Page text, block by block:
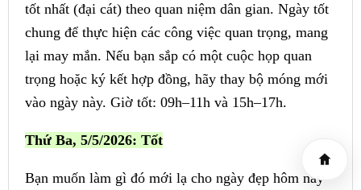
tốt nhất (đại cát) theo quan niệm dân gian. Ngày tốt
chung để thực hiện các công việc quan trọng, mang
lại may mắn. Nếu bạn sắp có một cuộc họp quan
trọng hoặc ký kết hợp đồng, hãy thay bộ móng mới
vào ngày này. Giờ tốt: 09h–11h và 15h–17h.
Thứ Ba, 5/5/2026: Tốt
Bạn muốn làm gì đó mới lạ cho ngày đẹp hôm nay